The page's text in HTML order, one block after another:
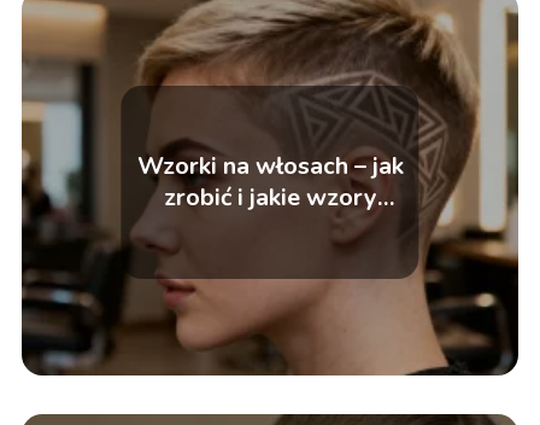
Wzorki na włosach – jak
zrobić i jakie wzory